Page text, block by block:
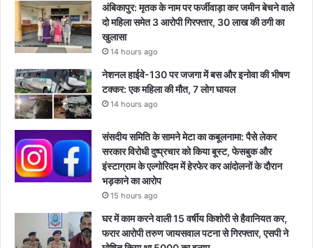
अंबिकापुर: मृतक के नाम पर फर्जीवाड़ा कर जमीन बेचने वाले
दो महिला समेत 3 आरोपी गिरफ्तार, 30 लाख की ठगी का
खुलासा
14 hours ago
नेशनल हाईवे-130 पर जजगा में बस और इनोवा की भीषण
टक्कर: एक महिला की मौत, 7 लोग घायल
14 hours ago
संसदीय समिति के सामने मेटा का कबूलनामा: पैसे लेकर
सरकार विरोधी दुष्प्रचार को किया बूस्ट, फेसबुक और
इंस्टाग्राम के एल्गोरिदम में हेरफेर कर आंदोलनों के दौरान
भड़काने का आरोप
15 hours ago
घर में काम करने वाली 15 वर्षीय किशोरी से हैवानियत कर,
फरार आरोपी तरुण जायसवाल पटना से गिरफ्तार, एसपी ने